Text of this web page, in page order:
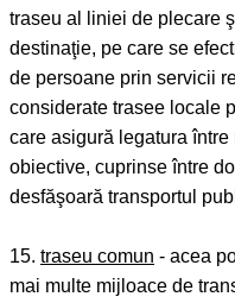
traseu al liniei de plecare
destinaţie, pe care se
de persoane prin servicii
considerate trasee locale
care asigură legatura
obiective, cuprinse între
desfăşoară transportul
15. traseu comun - acea
mai multe mijloace de